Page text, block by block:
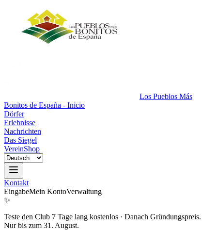
Los Pueblos Más
Bonitos de España - Inicio
Dörfer
Erlebnisse
Nachrichten
Das Siegel
VereinShop
Kontakt
EingabeMein KontoVerwaltung
✨
Teste den Club 7 Tage lang kostenlos · Danach Gründungspreis.
Nur bis zum 31. August.